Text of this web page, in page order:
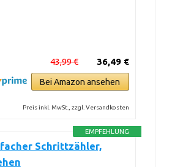
36,49 €
43,99 €
Bei Amazon ansehen
Preis inkl. MwSt., zzgl. Versandkosten
EMPFEHLUNG
Schrittzähler,